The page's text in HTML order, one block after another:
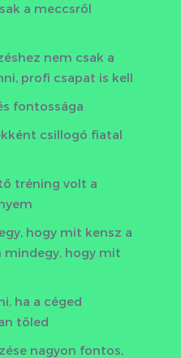
a meccsről
nem csak a
profi csapat is kell
fontossága
csillogó fiatal
tréning volt a
hogy mit kensz a
mindegy, hogy mit
ha a céged
tőled
nagyon fontos,